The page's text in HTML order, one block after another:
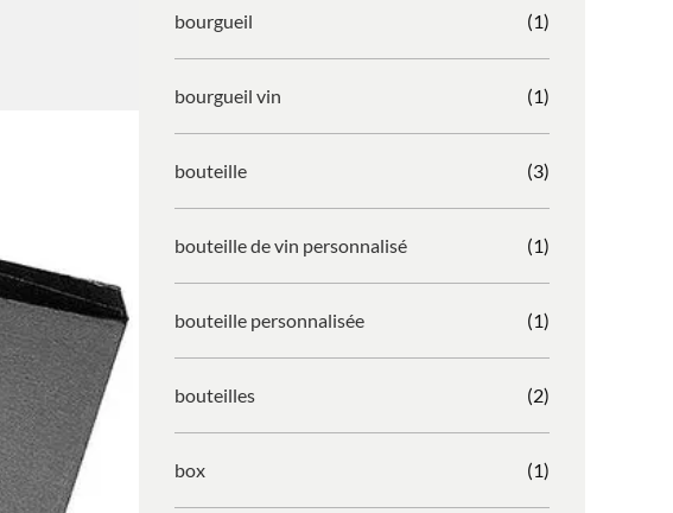
bourgueil (1)
bourgueil vin (1)
bouteille (3)
bouteille de vin personnalisé (1)
bouteille personnalisée (1)
bouteilles (2)
box (1)